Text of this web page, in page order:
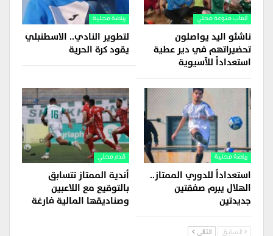
ألعاب منوعة محلي
ناشئو اليد يواصلون
تحضيراتهم في دير عطية
استعداداً للآسيوية
رياضة محلية
لتطوير النادي.. الاسطنبلي
يقود كرة الحرية
رياضة محلية
استعداداً للدوري الممتاز..
الهلال يبرم صفقتين
جديدتين
قدم محلي
أندية الممتاز تتسابق
بالتوقيع مع اللاعبين
وصناديقها المالية فارغة
السابق التالي